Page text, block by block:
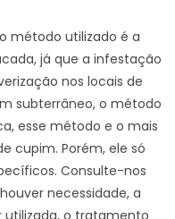
método utilizado é a
já que a infestação
nos locais de
subterrâneo, o método
esse método e o mais
cupim. Porém, ele só
Consulte-nos
necessidade, a
utilizada, o tratamento